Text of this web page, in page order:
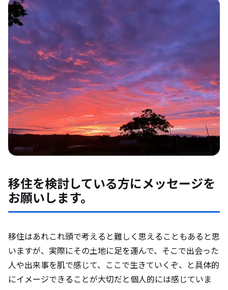
移住を検討している方にメッセージを
お願いします。
移住はあれこれ頭で考えると難しく思えることもあると思
いますが、実際にその土地に足を運んで、そこで出会った
人や出来事を肌で感じて、ここで生きていくぞ、と具体的
にイメージできることが大切だと個人的には感じていま